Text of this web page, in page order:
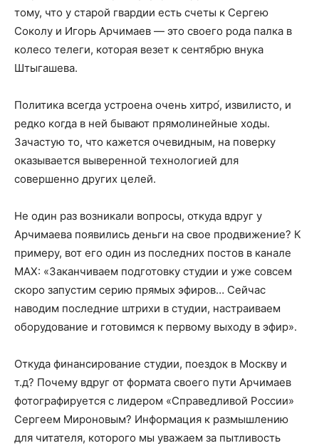
тому, что у старой гвардии есть счеты к Сергею
Соколу и Игорь Арчимаев — это своего рода палка в
колесо телеги, которая везет к сентябрю внука
Штыгашева.
Политика всегда устроена очень хитро́, извилисто, и
редко когда в ней бывают прямолинейные ходы.
Зачастую то, что кажется очевидным, на поверку
оказывается выверенной технологией для
совершенно других целей.
Не один раз возникали вопросы, откуда вдруг у
Арчимаева появились деньги на свое продвижение? К
примеру, вот его один из последних постов в канале
МАХ: «Заканчиваем подготовку студии и уже совсем
скоро запустим серию прямых эфиров… Сейчас
наводим последние штрихи в студии, настраиваем
оборудование и готовимся к первому выходу в эфир».
Откуда финансирование студии, поездок в Москву и
т.д? Почему вдруг от формата своего пути Арчимаев
фотографируется с лидером «Справедливой России»
Сергеем Мироновым? Информация к размышлению
для читателя, которого мы уважаем за пытливость